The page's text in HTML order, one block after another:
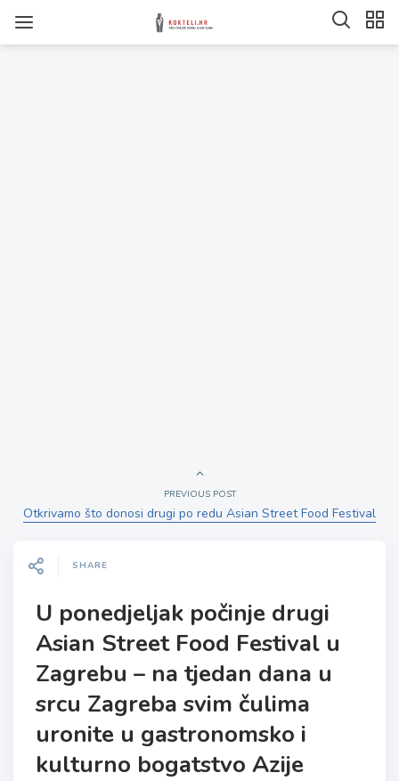
PREVIOUS POST
Otkrivamo što donosi drugi po redu Asian Street Food Festival
SHARE
U ponedjeljak počinje drugi
Asian Street Food Festival u
Zagrebu – na tjedan dana u
srcu Zagreba svim čulima
uronite u gastronomsko i
kulturno bogatstvo Azije